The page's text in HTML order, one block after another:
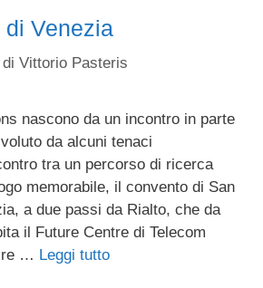
Venezia
di Vittorio Pasteris
nascono da un incontro in parte
da alcuni tenaci
tra un percorso di ricerca
memorabile, il convento di San
a due passi da Rialto, che da
il Future Centre di Telecom
… Leggi tutto